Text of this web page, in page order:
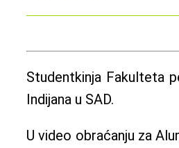
Studentkinja Fakulteta
Indijana u SAD.
U video obraćanju za